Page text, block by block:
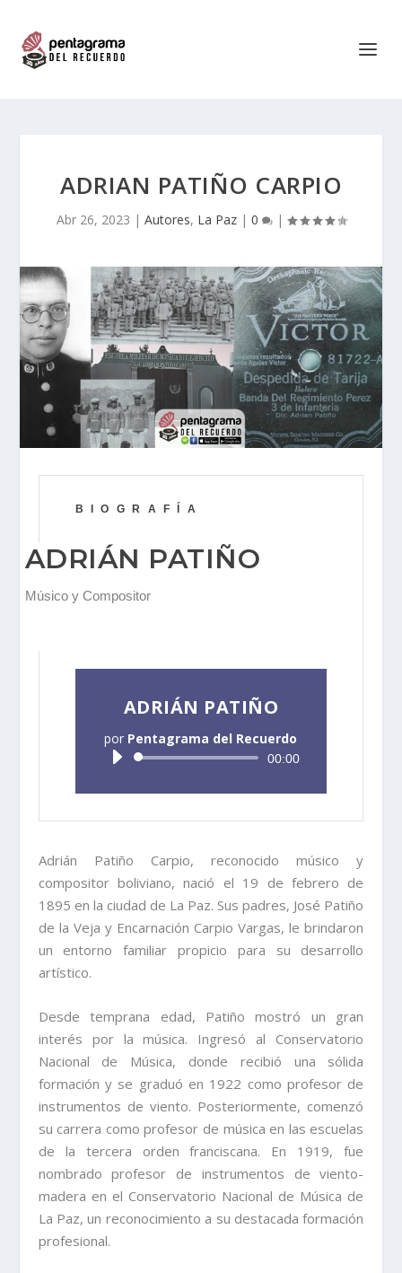
ADRIAN PATIÑO CARPIO
Abr 26, 2023 | Autores, La Paz| 0 |
BIOGRAFÍA
ADRIÁN PATIÑO
Músico y Compositor
ADRIÁN PATIÑO
por Pentagrama del Recuerdo
Reproductor
audio
00:00
Adrián Patiño Carpio, reconocido músico y
compositor boliviano, nació el 19 de febrero de
1895 en la ciudad de La Paz. Sus padres, José Patiño
de la Veja y Encarnación Carpio Vargas, le brindaron
un entorno familiar propicio para su desarrollo
artístico.
Desde temprana edad, Patiño mostró un gran
interés por la música. Ingresó al Conservatorio
Nacional de Música, donde recibió una sólida
formación y se graduó en 1922 como profesor de
instrumentos de viento. Posteriormente, comenzó
su carrera como profesor de música en las escuelas
de la tercera orden franciscana. En 1919, fue
nombrado profesor de instrumentos de viento-
madera en el Conservatorio Nacional de Música de
La Paz, un reconocimiento a su destacada formación
profesional.